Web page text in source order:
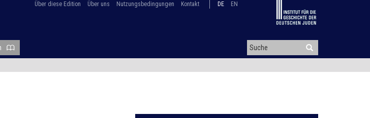
Über diese Edition Über uns Nutzungsbedingungen Kontakt DE EN